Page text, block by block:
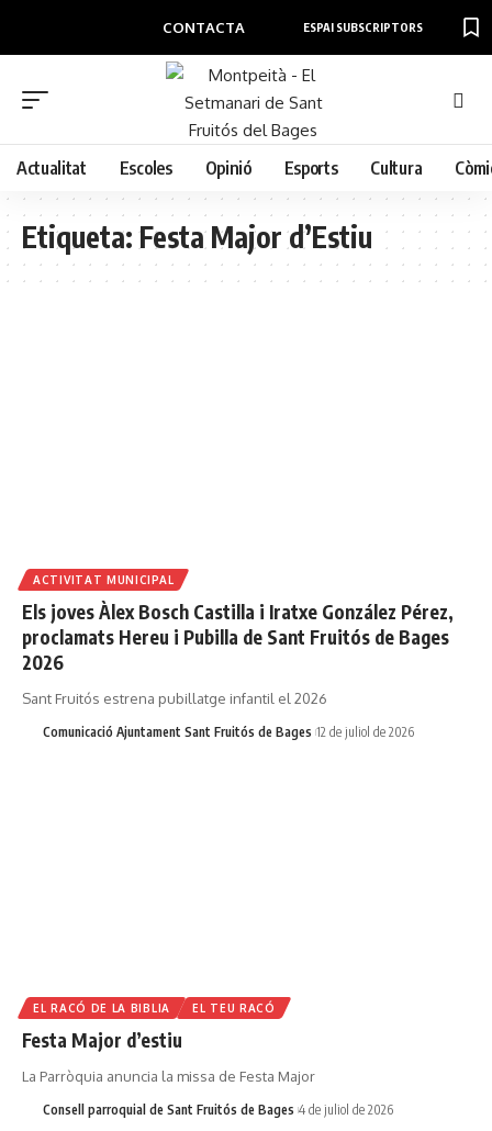
CONTACTA ESPAI SUBSCRIPTORS
Actualitat Escoles Opinió Esports Cultura
Etiqueta:Festa Major d’Estiu
ACTIVITAT MUNICIPAL
Els joves Àlex Bosch Castilla i Iratxe González Pérez,
proclamats Hereu i Pubilla de Sant Fruitós de Bages
2026
Sant Fruitós estrena pubillatge infantil el 2026
Comunicació Ajuntament Sant Fruitós de Bages 12 de juliol de 2026
EL RACÓ DE LA BIBLIA EL TEU RACÓ
Festa Major d’estiu
La Parròquia anuncia la missa de Festa Major
Consell parroquial de Sant Fruitós de Bages 4 de juliol de 2026